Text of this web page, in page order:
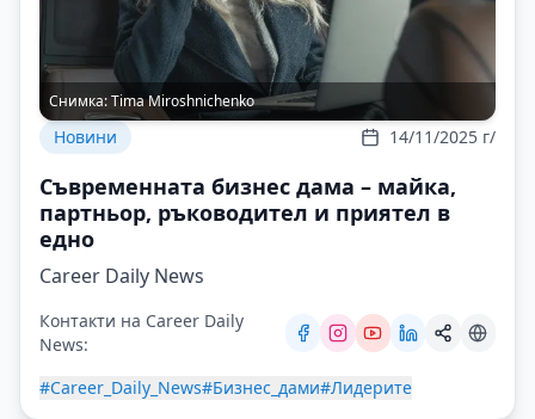
Снимка:Tima Miroshnichenko
Новини 14/11/2025 г/
Съвременната бизнес дама – майка,
партньор, ръководител и приятел в
едно
Career Daily News
Контакти на Career Daily
News:
#Career_Daily_News#Бизнес_дами#Лидерите